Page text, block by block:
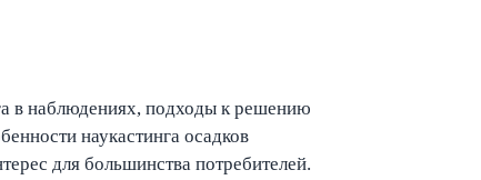
в наблюдениях, подходы к решению
наукастинга осадков
для большинства потребителей.